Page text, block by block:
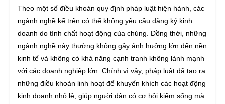
Theo một số điều khoản quy định pháp luật hiện hành, các
ngành nghề kể trên có thể không yêu cầu đăng ký kinh
doanh do tính chất hoạt động của chúng. Đồng thời, những
ngành nghề này thường không gây ảnh hưởng lớn đến nền
kinh tế và không có khả năng cạnh tranh không lành mạnh
với các doanh nghiệp lớn. Chính vì vậy, pháp luật đã tạo ra
những điều khoản linh hoạt để khuyến khích các hoạt động
kinh doanh nhỏ lẻ, giúp người dân có cơ hội kiếm sống mà